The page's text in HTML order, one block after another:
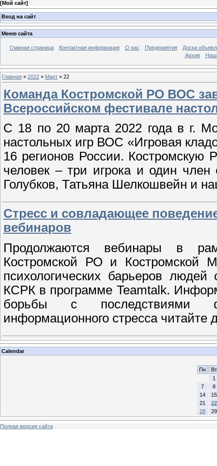
[Мой сайт]
Вход на сайт
Меню сайта
Главная страница Контактная информация О нас Предприятия
Доска
Архив
Главная » 2022 » Март » 22
Команда Костромской РО ВОС
Всероссийском фестивале
С 18 по 20 марта 2022 года в г.
настольных игр ВОС «Игровая
16 регионов России. Костромскую
человек – три игрока и один
Голубков, Татьяна Шелкошвейн и
Стресс и совладающее
вебинаров
Продолжаются вебинары в
Костромской РО и
психологических барьеров
КСРК в программе Teamtalk.
борьбы с последствиями
информационного стресса читайте
Calendar
Пн
Вт
1
7
8
14
15
21
22
28
29
Полная версия сайта